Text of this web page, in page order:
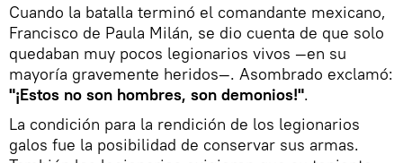
Cuando la batalla terminó el comandante mexicano,
Francisco de Paula Milán, se dio cuenta de que solo
quedaban muy pocos legionarios vivos —en su
mayoría gravemente heridos—. Asombrado exclamó:
"¡Estos no son hombres, son demonios!".
La condición para la rendición de los legionarios
galos fue la posibilidad de conservar sus armas.